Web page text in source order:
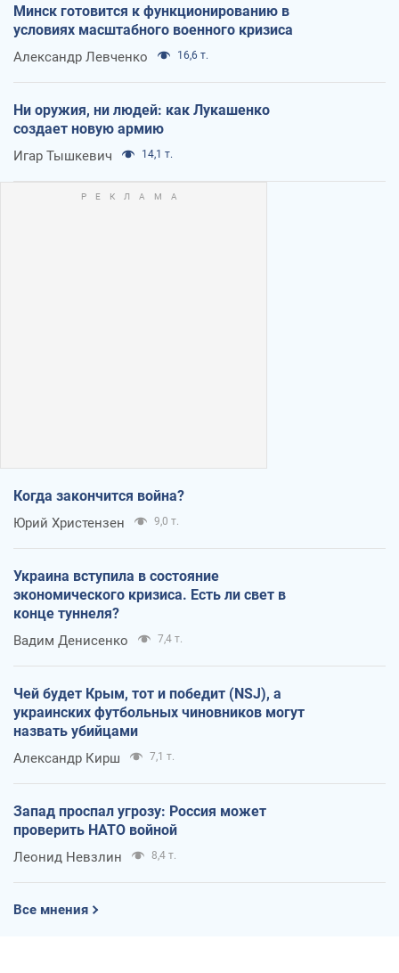
Минск готовится к функционированию в
условиях масштабного военного кризиса
Александр Левченко 16,6 т.
Ни оружия, ни людей: как Лукашенко
создает новую армию
Игар Тышкевич 14,1 т.
Когда закончится война?
Юрий Христензен 9,0 т.
Украина вступила в состояние
экономического кризиса. Есть ли свет в
конце туннеля?
Вадим Денисенко 7,4 т.
Чей будет Крым, тот и победит (NSJ), а
украинских футбольных чиновников могут
назвать убийцами
Александр Кирш 7,1 т.
Запад проспал угрозу: Россия может
проверить НАТО войной
Леонид Невзлин 8,4 т.
Все мнения